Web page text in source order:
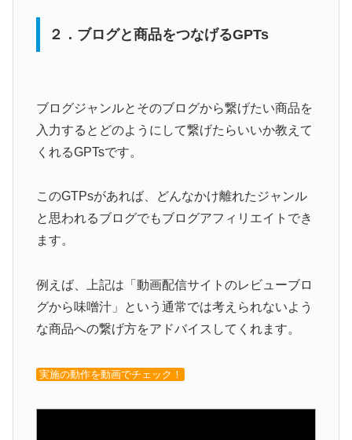
２．ブログと商品をつなげるGPTs
ブログジャンルとそのブログから繋げたい商品を
入力するとどのようにして繋げたらいいか教えて
くれるGPTsです。
このGTPsがあれば、どんなかけ離れたジャンル
と思われるブログでもブログアフィリエイトでき
ます。
例えば、上記は「動画配信サイトのレビューブロ
グから味噌汁」という通常では考えられないよう
な商品への繋げ方をアドバイスしてくれます。
実施の動作を動画でチェック！